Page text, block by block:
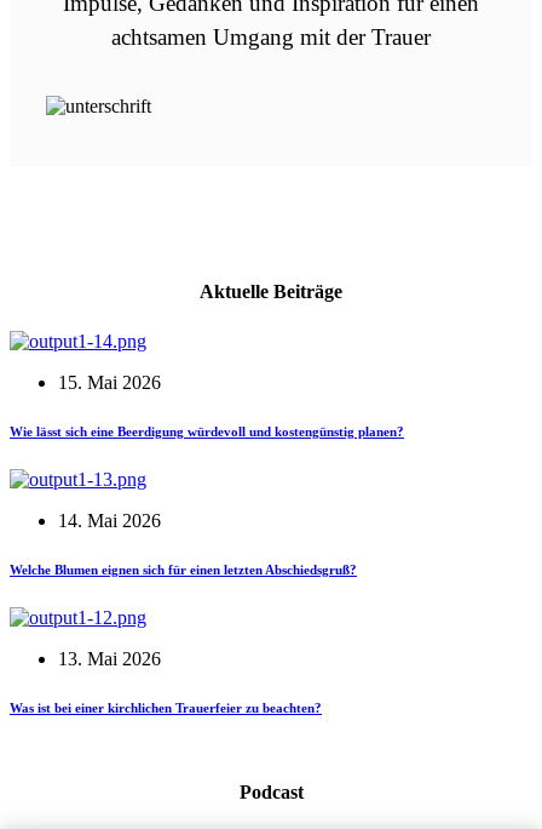
achtsamen Umgang mit der Trauer
Aktuelle Beiträge
15. Mai 2026
Wie lässt sich eine Beerdigung würdevoll und kostengünstig planen?
14. Mai 2026
Welche Blumen eignen sich für einen letzten Abschiedsgruß?
13. Mai 2026
Was ist bei einer kirchlichen Trauerfeier zu beachten?
Podcast